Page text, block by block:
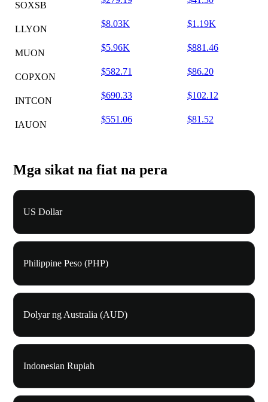
SOXSB
LLYON
$8.03K $1.19K
MUON
$5.96K $881.46
COPXON
$582.71 $86.20
INTCON
$690.33 $102.12
IAUON
$551.06 $81.52
Mga sikat na fiat na pera
US Dollar
Philippine Peso (PHP)
Dolyar ng Australia (AUD)
Indonesian Rupiah